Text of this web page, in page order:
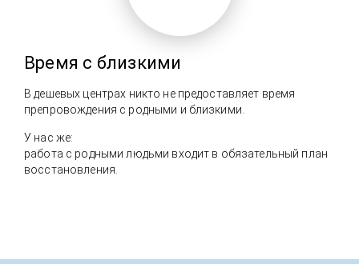
Время с близкими
В дешевых центрах никто не предоставляет время
препровождения с родными и близкими.
У нас же:
работа с родными людьми входит в обязательный план
восстановления.